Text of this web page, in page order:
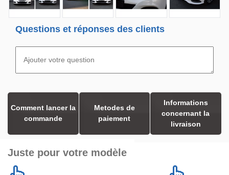
Questions et réponses des clients
Comment lancer la
commande
Metodes de
paiement
Informations
concernant la
livraison
Juste pour votre modèle